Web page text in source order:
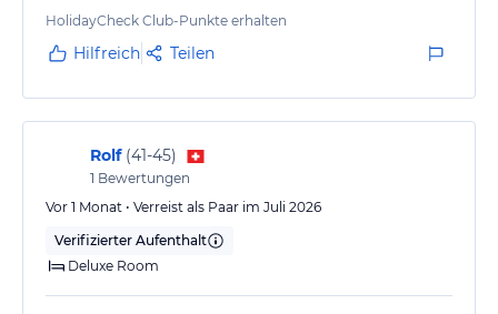
HolidayCheck Club-Punkte erhalten
Hilfreich Teilen
Rolf (41-45)
1 Bewertungen
Vor 1 Monat • Verreist als Paar im Juli 2026
Verifizierter Aufenthalt
Deluxe Room